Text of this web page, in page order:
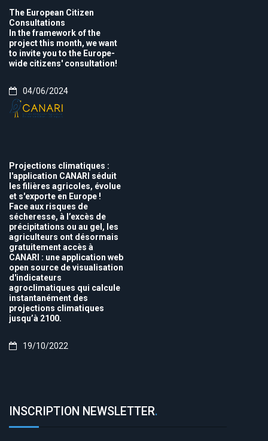
The European Citizen
Consultations
In the framework of the
project this month, we want
to invite you to the Europe-
wide citizens' consultation!
04/06/2024
Projections climatiques :
l'application CANARI séduit
les filières agricoles, évolue
et s'exporte en Europe !
Face aux risques de
sécheresse, à l’excès de
précipitations ou au gel, les
agriculteurs ont désormais
gratuitement accès à
CANARI : une application web
open source de visualisation
d'indicateurs
agroclimatiques qui calcule
instantanément des
projections climatiques
jusqu’à 2100.
19/10/2022
INSCRIPTION NEWSLETTER.